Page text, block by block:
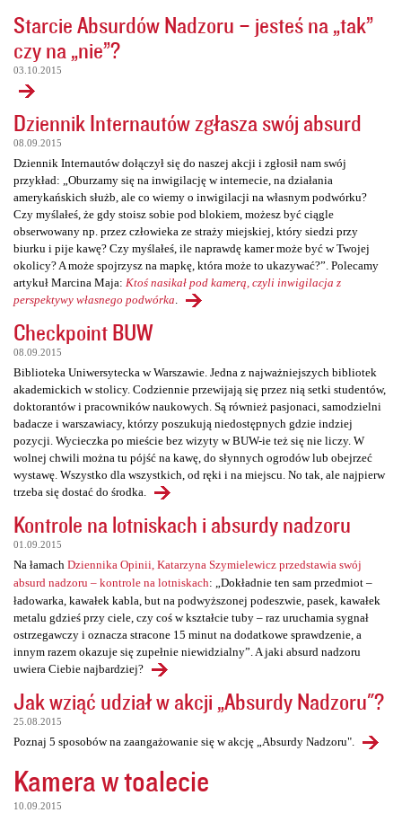
Starcie Absurdów Nadzoru – jesteś na „tak”
czy na „nie”?
03.10.2015
Dziennik Internautów zgłasza swój absurd
08.09.2015
Dziennik Internautów dołączył się do naszej akcji i zgłosił nam swój
przykład: „Oburzamy się na inwigilację w internecie, na działania
amerykańskich służb, ale co wiemy o inwigilacji na własnym podwórku?
Czy myślałeś, że gdy stoisz sobie pod blokiem, możesz być ciągle
obserwowany np. przez człowieka ze straży miejskiej, który siedzi przy
biurku i pije kawę? Czy myślałeś, ile naprawdę kamer może być w Twojej
okolicy? A może spojrzysz na mapkę, która może to ukazywać?”. Polecamy
artykuł Marcina Maja: Ktoś nasikał pod kamerą, czyli inwigilacja z
perspektywy własnego podwórka
Checkpoint BUW
08.09.2015
Biblioteka Uniwersytecka w Warszawie. Jedna z najważniejszych bibliotek
akademickich w stolicy. Codziennie przewijają się przez nią setki studentów,
doktorantów i pracowników naukowych. Są również pasjonaci, samodzielni
badacze i warszawiacy, którzy poszukują niedostępnych gdzie indziej
pozycji. Wycieczka po mieście bez wizyty w BUW-ie też się nie liczy. W
wolnej chwili można tu pójść na kawę, do słynnych ogrodów lub obejrzeć
wystawę. Wszystko dla wszystkich, od ręki i na miejscu. No tak, ale najpierw
trzeba się dostać do środka.
Kontrole na lotniskach i absurdy nadzoru
01.09.2015
Na łamach Dziennika Opinii, Katarzyna Szymielewicz przedstawia swój
absurd nadzoru – kontrole na lotniskach: „Dokładnie ten sam przedmiot –
ładowarka, kawałek kabla, but na podwyższonej podeszwie, pasek, kawałek
metalu gdzieś przy ciele, czy coś w kształcie tuby – raz uruchamia sygnał
ostrzegawczy i oznacza stracone 15 minut na dodatkowe sprawdzenie, a
innym razem okazuje się zupełnie niewidzialny”. A jaki absurd nadzoru
uwiera Ciebie najbardziej?
Jak wziąć udział w akcji „Absurdy Nadzoru"?
25.08.2015
Poznaj 5 sposobów na zaangażowanie się w akcję „Absurdy Nadzoru".
Kamera w toalecie
10.09.2015